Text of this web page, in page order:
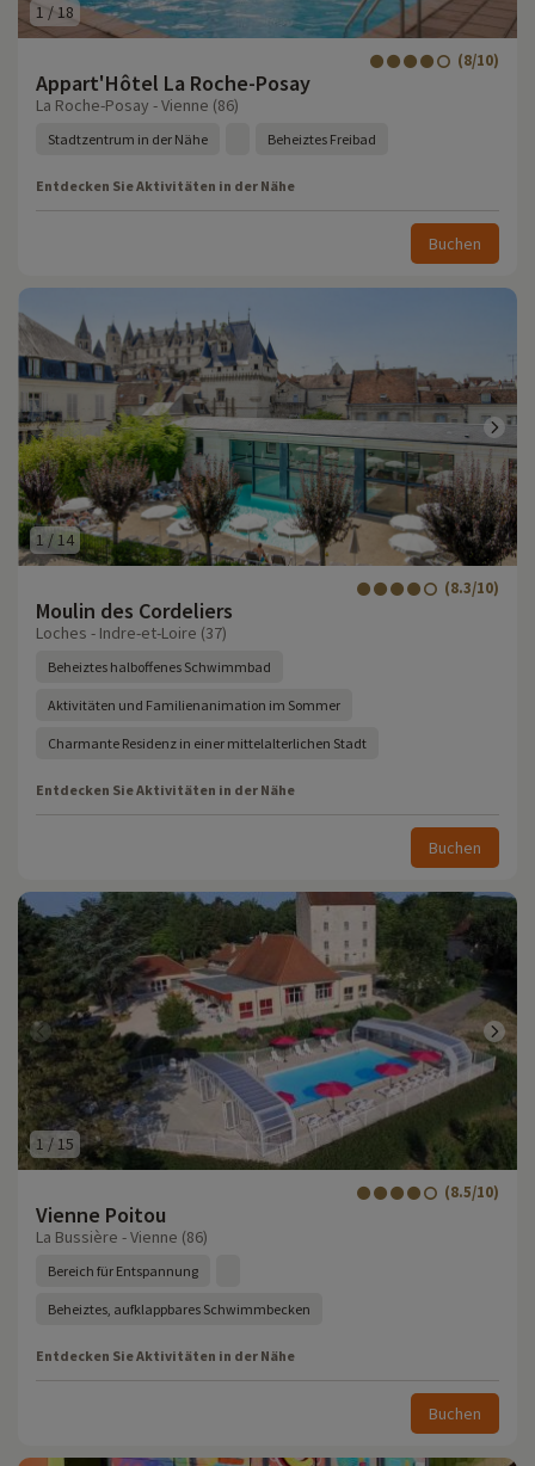
1 /18
Appart'Hôtel La Roche-Posay
(8/10)
La Roche-Posay - Vienne (86)
Stadtzentrum in der Nähe Beheiztes Freibad
Entdecken Sie Aktivitäten in der Nähe
Buchen
1 /14
Moulin des Cordeliers
(8.3/10)
Loches - Indre-et-Loire (37)
Beheiztes halboffenes Schwimmbad
Aktivitäten und Familienanimation im Sommer
Charmante Residenz in einer mittelalterlichen Stadt
Entdecken Sie Aktivitäten in der Nähe
Buchen
1 /15
Vienne Poitou
(8.5/10)
La Bussière - Vienne (86)
Bereich für Entspannung
Beheiztes, aufklappbares Schwimmbecken
Entdecken Sie Aktivitäten in der Nähe
Buchen